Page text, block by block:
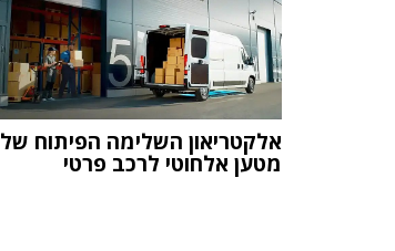
אלקטריאון השלימה הפיתוח של
מטען אלחוטי לרכב פרטי